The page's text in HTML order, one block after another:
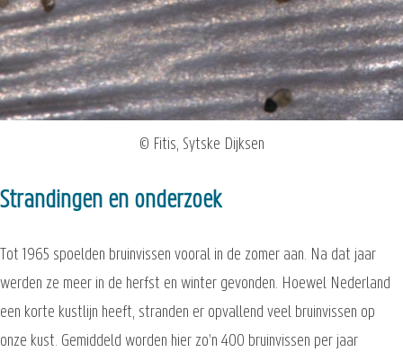
© Fitis, Sytske Dijksen
Strandingen en onderzoek
Tot 1965 spoelden bruinvissen vooral in de zomer aan. Na dat jaar
werden ze meer in de herfst en winter gevonden. Hoewel Nederland
een korte kustlijn heeft, stranden er opvallend veel bruinvissen op
onze kust. Gemiddeld worden hier zo’n 400 bruinvissen per jaar